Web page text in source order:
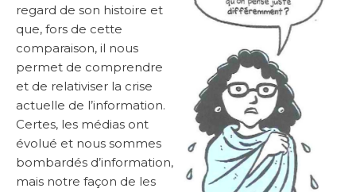
regard de son histoire et
que, fors de cette
comparaison, il nous
permet de comprendre
et de relativiser la crise
actuelle de l’information.
Certes, les médias ont
évolué et nous sommes
bombardés d’information,
mais notre façon de les